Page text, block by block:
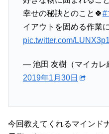
幸せの秘訣とのこと🍀#
イアウトを固める作業
pic.twitter.com/
— 池田 友樹（マイカレ
2019年1月30日
今回教えてくれるマインド